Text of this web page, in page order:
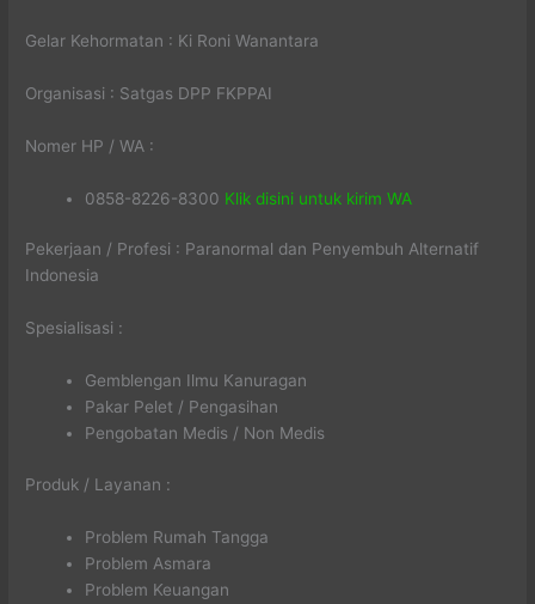
Gelar Kehormatan : Ki Roni Wanantara
Organisasi : Satgas DPP FKPPAI
Nomer HP / WA :
0858-8226-8300 Klik disini untuk kirim WA
Pekerjaan / Profesi : Paranormal dan Penyembuh Alternatif
Indonesia
Spesialisasi :
Gemblengan Ilmu Kanuragan
Pakar Pelet / Pengasihan
Pengobatan Medis / Non Medis
Produk / Layanan :
Problem Rumah Tangga
Problem Asmara
Problem Keuangan